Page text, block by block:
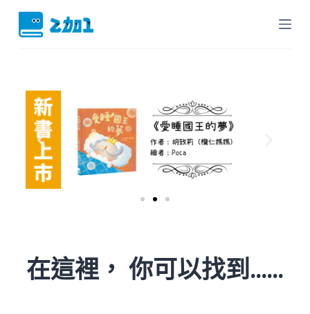
跳
至
在這裡， 你可以找到......